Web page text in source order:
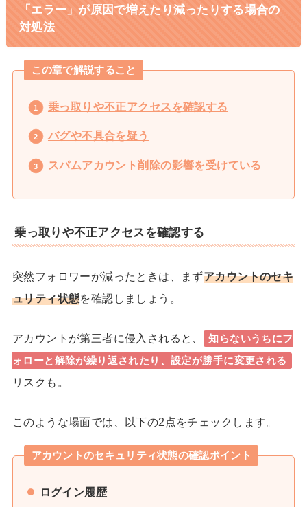
「エラー」が原因で増えたり減ったりする場合の
対処法
この章で解説すること
乗っ取りや不正アクセスを確認する
バグや不具合を疑う
スパムアカウント削除の影響を受けている
乗っ取りや不正アクセスを確認する
突然フォロワーが減ったときは、まずアカウントのセキ
ュリティ状態を確認 しましょう。
アカウントが第三者に侵入されると、
知らないうちにフ
ォローと解除が繰り返されたり、設定が勝手に変更される
リスクも。
このような場面では、以下の2点をチェックします。
アカウントのセキュリティ状態の確認ポイント
ログイン履歴